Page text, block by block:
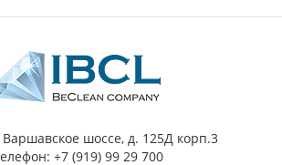
Варшавское шоссе, д. 125Д корп.3
+7 (919) 99 29 700